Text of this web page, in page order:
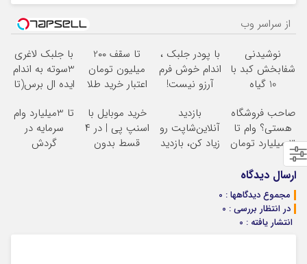
از سراسر وب
نوشیدنی
شفابخش کبد با
10 گیاه
امشب)
با پودر جلبک ،
اندام خوش فرم
آرزو نیست!
کاهش وزن در
یک ماه)
تا سقف 2۰۰
میلیون تومان
اعتبار خرید طلا
با جلبک لاغری
3سوته به اندام
ایده ال برس(تا
ویژه)
صاحب فروشگاه
هستی؟ وام تا
۳ میلیارد تومان
بازدید
آنلاین‌شاپت رو
زیاد کن، بازدید
خرید موبایل با
اسنپ پی | در ۴
قسط بدون
تا 3میلیارد وام
سرمایه در
گردش
ارسال دیدگاه
مجموع دیدگاهها : 0
در انتظار بررسی : 0
انتشار یافته : 0